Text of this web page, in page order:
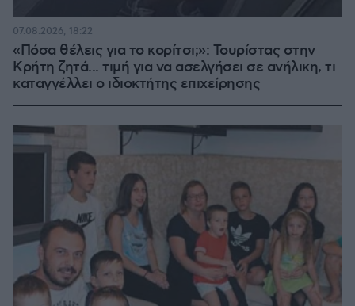
«Πόσα θέλεις για το κορίτσι;»: Τουρίστας στην
Κρήτη ζητά... τιμή για να ασελγήσει σε ανήλικη, τι
καταγγέλλει ο ιδιοκτήτης επιχείρησης
07.08.2026, 18:22